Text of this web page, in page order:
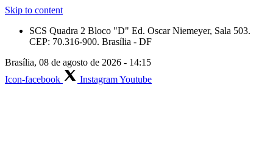
Skip to content
SCS Quadra 2 Bloco "D" Ed. Oscar Niemeyer, Sala 503.
CEP: 70.316-900. Brasília - DF
Brasília, 08 de agosto de 2026 - 14:15
Icon-facebook
InstagramYoutube